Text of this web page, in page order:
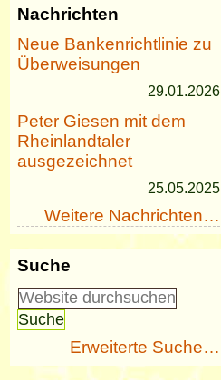
Nachrichten
Neue Bankenrichtlinie zu
Überweisungen
29.01.2026
Peter Giesen mit dem
Rheinlandtaler
ausgezeichnet
25.05.2025
Weitere Nachrichten…
Suche
Erweiterte Suche…